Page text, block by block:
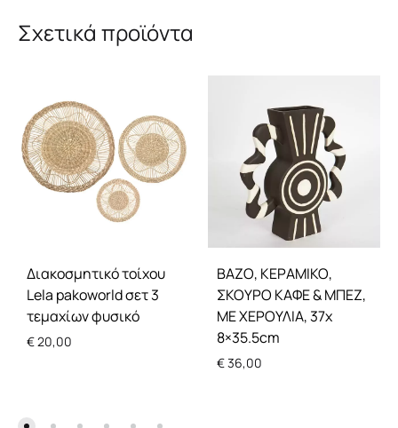
Σχετικά προϊόντα
Διακοσμητικό τοίχου
Lela pakoworld σετ 3
τεμαχίων φυσικό
€20,00
ΒΑΖΟ, ΚΕΡΑΜΙΚΟ,
ΣΚΟΥΡΟ ΚΑΦΕ & ΜΠΕΖ,
ΜΕ ΧΕΡΟΥΛΙΑ, 37x
8×35.5cm
€36,00